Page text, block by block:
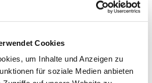
Cookies
um Inhalte und Anzeigen zu
für soziale Medien anbieten
nach der